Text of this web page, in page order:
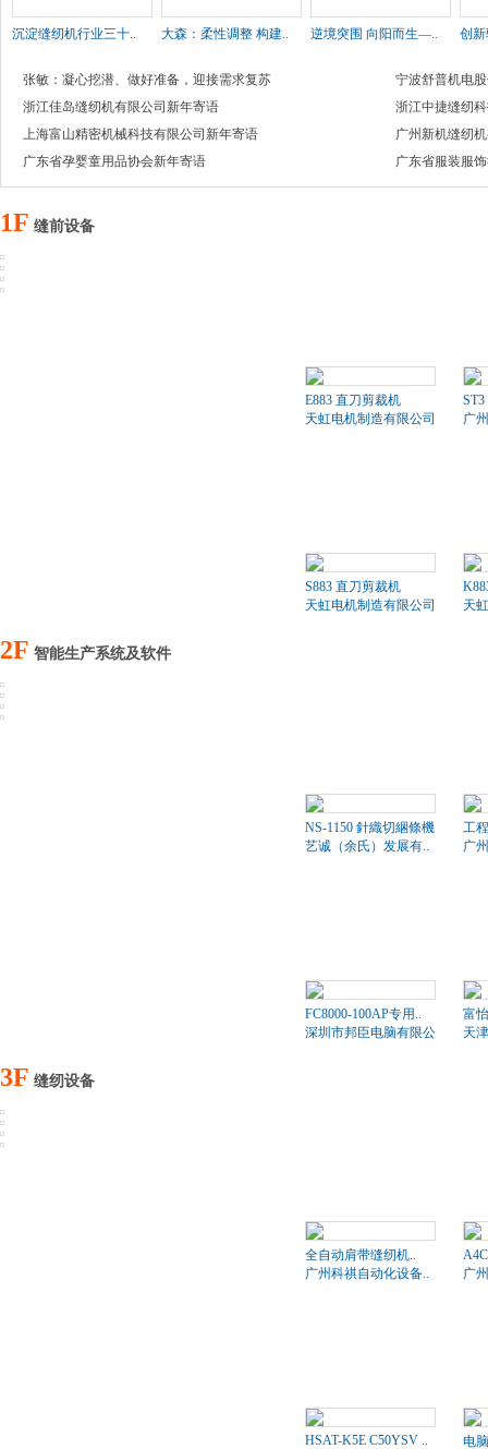
沉淀缝纫机行业三十.. 大森：柔性调整 构建.. 逆境突围 向阳而生—.. 创
张敏：凝心挖潜、做好准备，迎接需求复苏
宁波舒普机电
浙江佳岛缝纫机有限公司新年寄语
浙江中捷缝纫
上海富山精密机械科技有限公司新年寄语
广州新机缝纫
广东省孕婴童用品协会新年寄语
广东省服装服
1F 缝前设备
E883 直刀剪裁机
天虹电机制造有限公司
ST3
广
S883 直刀剪裁机
天虹电机制造有限公司
天
2F 智能生产系统及软件
NS-1150 針織切綑條機
艺诚（余氏）发展有..
工
广
FC8000-100AP专用..
深圳市邦臣电脑有限公司
富
天
3F 缝纫设备
全自动肩带缝纫机..
广州科祺自动化设备..
广
HSAT-K5E C50YSV .. 电